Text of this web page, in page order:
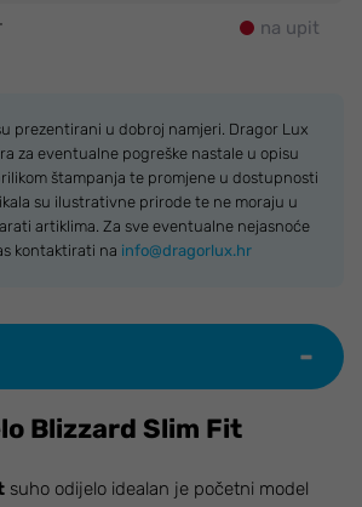
na upit
prezentirani u dobroj namjeri. Dragor Lux
za eventualne pogreške nastale u opisu
štampanja te promjene u dostupnosti
su ilustrativne prirode te ne moraju u
artiklima. Za sve eventualne nejasnoće
kontaktirati na info@dragorlux.hr
Blizzard Slim Fit
suho odijelo idealan je početni model